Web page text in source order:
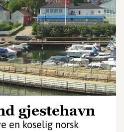
gjestehavn
en koselig norsk